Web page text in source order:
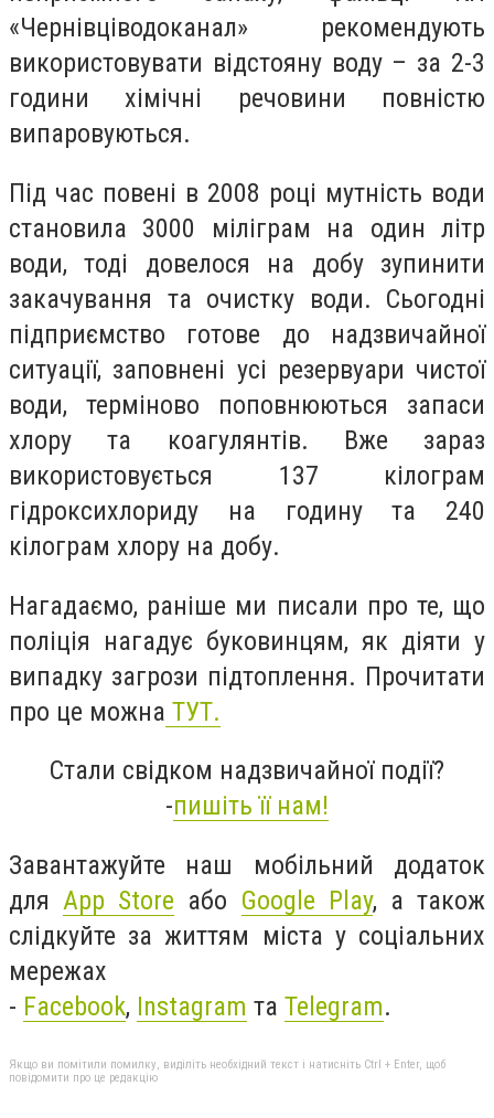
«Чернівціводоканал» рекомендують
використовувати відстояну воду – за 2-3
години хімічні речовини повністю
випаровуються.
Під час повені в 2008 році мутність води
становила 3000 міліграм на один літр
води, тоді довелося на добу зупинити
закачування та очистку води. Сьогодні
підприємство готове до надзвичайної
ситуації, заповнені усі резервуари чистої
води, терміново поповнюються запаси
хлору та коагулянтів. Вже зараз
використовується 137 кілограм
гідроксихлориду на годину та 240
кілограм хлору на добу.
Нагадаємо, раніше ми писали про те, що
поліція нагадує буковинцям, як діяти у
випадку загрози підтоплення. Прочитати
про це можна ТУТ.
Стали свідком надзвичайної події?
-пишіть її нам!
Завантажуйте наш мобільний додаток
дляApp Store або Google Play, а також
слідкуйте за життям міста у соціальних
мережах
- Facebook, Instagram та Telegram.
Якщо ви помітили помилку, виділіть необхідний текст і натисніть Ctrl + Enter, щоб
повідомити про це редакцію